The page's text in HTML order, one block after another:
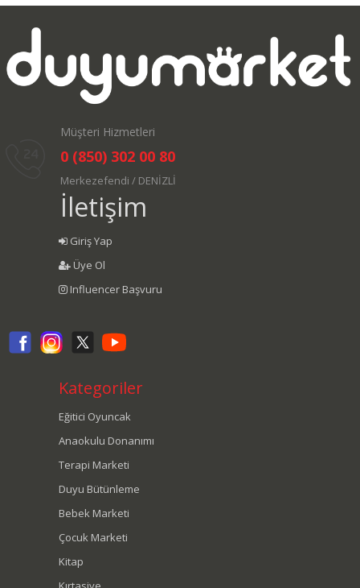
Müşteri Hizmetleri
0 (850) 302 00 80
Merkezefendi / DENİZLİ
İletişim
Giriş Yap
Üye Ol
Influencer Başvuru
Kategoriler
Eğitici Oyuncak
Anaokulu Donanımı
Terapi Marketi
Duyu Bütünleme
Bebek Marketi
Çocuk Marketi
Kitap